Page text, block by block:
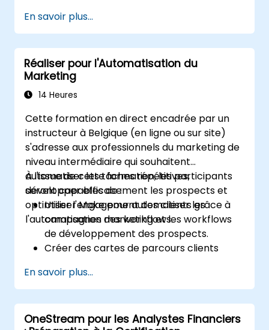
En savoir plus...
Réaliser pour l'Automatisation du
Marketing
14 Heures
Cette formation en direct encadrée par un
instructeur à Belgique (en ligne ou sur site)
s'adresse aux professionnels du marketing de
niveau intermédiaire qui souhaitent
automatiser les tâches répétitives,
développer efficacement les prospects et
optimiser l'engagement des clients grâce à
l'automatisation des workflows.
À l'issue de cette formation, les participants
seront capables de :
Utiliser Make pour automatiser les
campagnes marketing et les workflows
de développement des prospects.
Créer des cartes de parcours clients
différentes plateformes.
Synchroniser les données entre les outils
marketing tels que Mailchimp, HubSpot et
les plateformes de réseaux sociaux.
En savoir plus...
OneStream pour les Analystes Financiers